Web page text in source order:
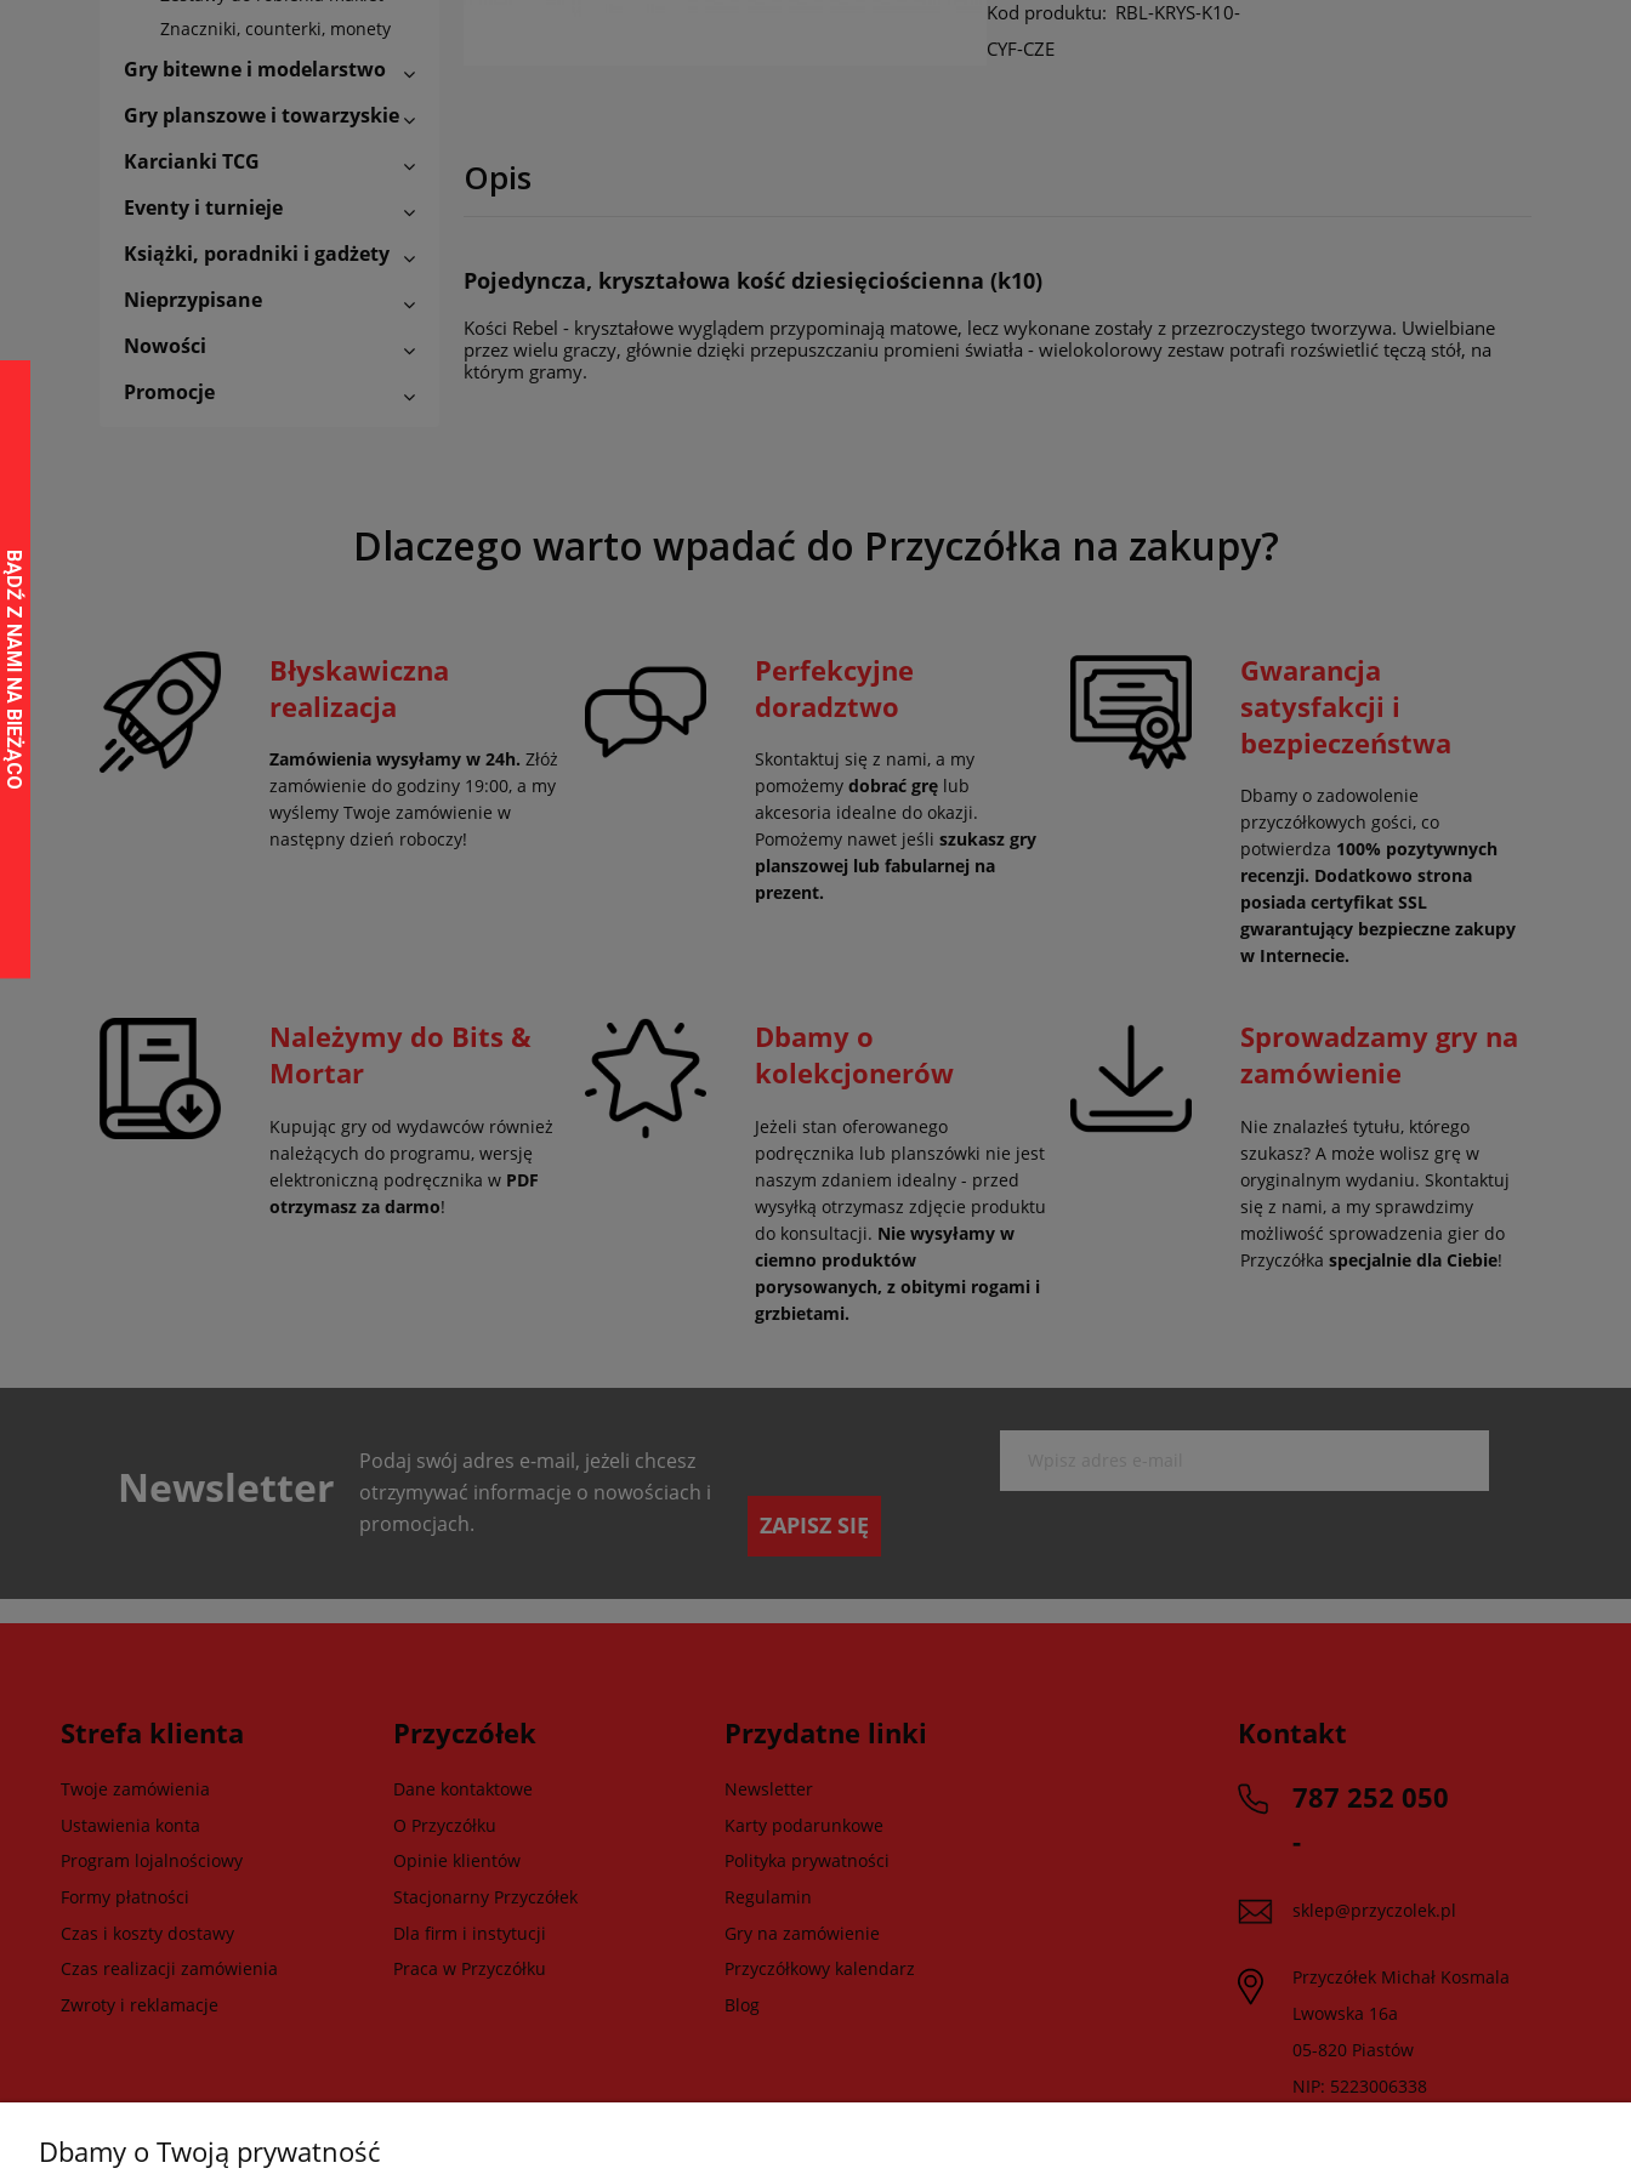
Znaczniki, counterki, monety
Gry bitewne i modelarstwo
Gry planszowe i towarzyskie
Karcianki TCG
Eventy i turnieje
Książki, poradniki i gadżety
Nieprzypisane
Nowości
Promocje
Kod produktu: RBL-KRYS-K10-
CYF-CZE
Opis
Pojedyncza, kryształowa kość dziesięciościenna (k10)
Kości Rebel - kryształowe wyglądem przypominają matowe, lecz wykonane zostały z przezroczystego tworzywa. Uwielbiane
przez wielu graczy, głównie dzięki przepuszczaniu promieni światła - wielokolorowy zestaw potrafi rozświetlić tęczą stół, na
którym gramy.
Dlaczego warto wpadać do Przyczółka na zakupy?
Błyskawiczna
realizacja
Zamówienia wysyłamy w 24h. Złóż
zamówienie do godziny 19:00, a my
wyślemy Twoje zamówienie w
następny dzień roboczy!
Perfekcyjne
doradztwo
Skontaktuj się z nami, a my
pomożemy dobrać grę lub
akcesoria idealne do okazji.
Pomożemy nawet jeśli szukasz gry
planszowej lub fabularnej na
prezent.
Gwarancja
satysfakcji i
bezpieczeństwa
Dbamy o zadowolenie
przyczółkowych gości, co
potwierdza 100% pozytywnych
recenzji. Dodatkowo strona
posiada certyfikat SSL
gwarantujący bezpieczne zakupy
w Internecie.
Należymy do Bits &
Mortar
Kupując gry od wydawców również
należących do programu, wersję
elektroniczną podręcznika w PDF
otrzymasz za darmo!
Dbamy o
kolekcjonerów
Jeżeli stan oferowanego
podręcznika lub planszówki nie jest
naszym zdaniem idealny - przed
wysyłką otrzymasz zdjęcie produktu
do konsultacji. Nie wysyłamy w
ciemno produktów
porysowanych, z obitymi rogami i
grzbietami.
Sprowadzamy gry na
zamówienie
Nie znalazłeś tytułu, którego
szukasz? A może wolisz grę w
oryginalnym wydaniu. Skontaktuj
się z nami, a my sprawdzimy
możliwość sprowadzenia gier do
Przyczółka specjalnie dla Ciebie!
Newsletter
Podaj swój adres e-mail, jeżeli chcesz
otrzymywać informacje o nowościach i
promocjach.
ZAPISZ SIĘ
Strefa klienta
Twoje zamówienia
Ustawienia konta
Program lojalnościowy
Formy płatności
Czas i koszty dostawy
Czas realizacji zamówienia
Zwroty i reklamacje
Przyczółek
Dane kontaktowe
O Przyczółku
Opinie klientów
Stacjonarny Przyczółek
Dla firm i instytucji
Praca w Przyczółku
Przydatne linki
Newsletter
Karty podarunkowe
Polityka prywatności
Regulamin
Gry na zamówienie
Przyczółkowy kalendarz
Blog
Kontakt
787 252 050
-
sklep@przyczolek.pl
Przyczółek Michał Kosmala
Lwowska 16a
05-820 Piastów
NIP: 5223006338
Dbamy o Twoją prywatność